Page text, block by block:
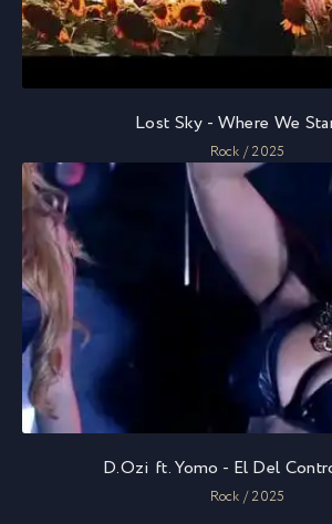
Lost Sky - Where We
Rock / 2025
D.Ozi ft. Yomo - El Del
Rock / 2025